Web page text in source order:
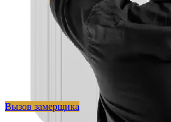
Вызов замерщика